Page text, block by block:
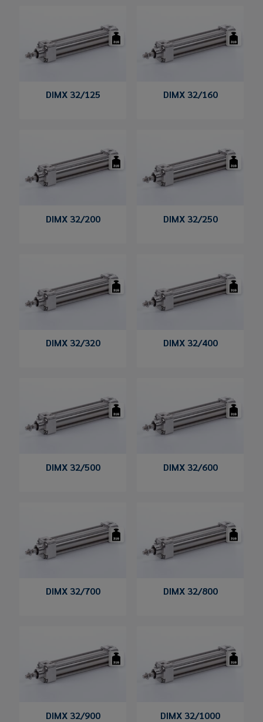
DIMX 32/125 DIMX 32/160
DIMX 32/200 DIMX 32/250
DIMX 32/320 DIMX 32/400
DIMX 32/500 DIMX 32/600
DIMX 32/700 DIMX 32/800
DIMX 32/900 DIMX 32/1000